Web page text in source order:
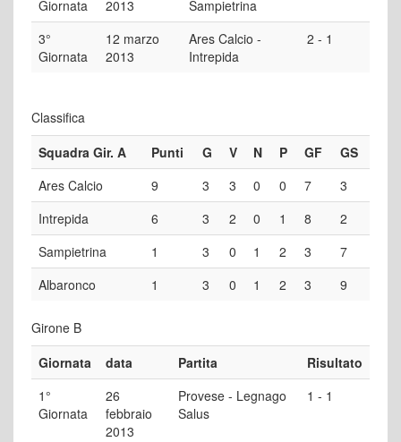
Giornata 2013
Sampietrina
3°
Giornata
12 marzo
2013
Ares Calcio -
Intrepida
2 - 1
Classifica
Squadra Gir. A
Punti G V N P GF
GS
Ares Calcio
9 3 3 0 0 7
3
Intrepida
6 3 2 0 1 8
2
Sampietrina
1 3 0 1 2 3
7
Albaronco
1 3 0 1 2 3 9
Girone B
Giornata
data Partita
Risultato
1°
Giornata
26
febbraio
2013
Provese - Legnago
Salus
1 - 1